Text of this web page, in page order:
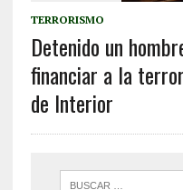
TERRORISMO
Detenido un
financiar a la
de Interior